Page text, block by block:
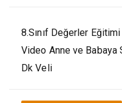
8.Sınıf Değerler
Video Anne ve Babaya
Dk Veli